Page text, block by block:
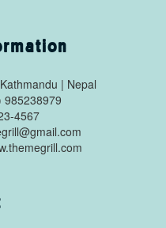
| Nepal
985238979
4567